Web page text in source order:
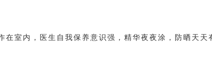
室内，医生自我保养意识强，精华夜夜涂，防晒天天